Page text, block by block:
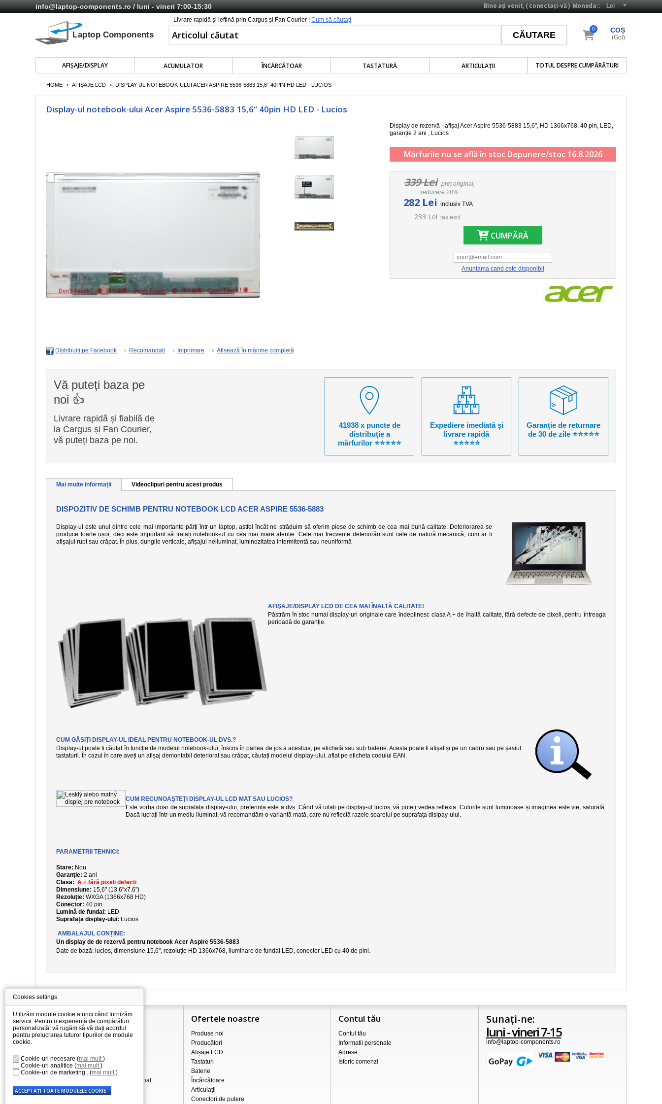
info@laptop-components.ro/ luni - vineri 7:00-15:30 Moneda::
Bine ați venit, (conectați-vă)
Livrare rapidă și ieftină prin Cargus și Fan Courier | Cum să căutați
AFIŞAJE/DISPLAY ACUMULATOR ÎNCĂRCĂTOAR TASTATURĂ ARTICULAŢII TOTUL DESPRE CUMPĂRĂTURI
COȘ
0
(Gol)
HOME > AFIȘAJE LCD > DISPLAY-UL NOTEBOOK-ULUI ACER ASPIRE 5536-5883 15,6“ 40PIN HD LED - LUCIOS
Display-ul notebook-ului Acer Aspire 5536-5883 15,6“ 40pin HD LED - Lucios
Display de rezervă - afișaj Acer Aspire 5536-5883 15,6", HD 1366x768, 40 pin, LED,
garanție 2 ani , Lucios
Mărfurile nu se află în stoc Depunere/stoc 16.8.2026
339 Lei
preț original,
reducere 20%
282 Lei inclusiv TVA
233 Lei tax excl.
CUMPĂRĂ
Anuntama cand este disponibil
Distribuiți pe Facebook Recomandați Imprimare Afișează în mărime completă
Vă puteți baza pe
noi 👍
Livrare rapidă și fiabilă de
la Cargus și Fan Courier,
vă puteți baza pe noi.
41938 x puncte de
distribuție a
mărfurilor ⭐⭐⭐⭐⭐
Expediere imediată și
livrare rapidă
⭐⭐⭐⭐⭐
Garanție de returnare
de 30 de zile ⭐⭐⭐⭐⭐
Mai multe informații Videoclipuri pentru acest produs
DISPOZITIV DE SCHIMB PENTRU NOTEBOOK LCD ACER ASPIRE 5536-5883
Display-ul este unul dintre cele mai importante părți într-un laptop, astfel încât ne străduim să oferim piese de schimb de cea mai bună calitate. Deteriorarea se
produce foarte ușor, deci este important să tratați notebook-ul cu cea mai mare atenție. Cele mai frecvente deteriorări sunt cele de natură mecanică, cum ar fi
afișajul rupt sau crăpat. În plus, dungile verticale, afișajul neiluminat, luminozitatea intermitentă sau neuniformă
AFIŞAJE/DISPLAY LCD DE CEA MAI ÎNALTĂ CALITATE!
Păstrăm în stoc numai display-uri originale care îndeplinesc clasa A + de înaltă calitate, fără defecte de pixeli, pentru întreaga
perioadă de garanție.
CUM GĂSIŢI DISPLAY-UL IDEAL PENTRU NOTEBOOK-UL DVS.?
Display-ul poate fi căutat în funcție de modelul notebook-ului, înscris în partea de jos a acestuia, pe etichetă sau sub baterie. Acesta poate fi afișat și pe un cadru sau pe șasiul
tastaturii. În cazul în care aveți un afișaj demontabil deteriorat sau crăpat, căutați modelul display-ului, aflat pe eticheta codului EAN.
CUM RECUNOAŞTEŢI DISPLAY-UL LCD MAT SAU LUCIOS?
Este vorba doar de suprafața display-ului, preferința este a dvs. Când vă uitați pe display-ul lucios, vă puteți vedea reflexia. Culorile sunt luminoase și imaginea este vie, saturată.
Dacă lucrați într-un mediu iluminat, vă recomandăm o variantă mată, care nu reflectă razele soarelui pe suprafața dislpay-ului.
PARAMETRII TEHNICI:
Stare: Nou
Garanție: 2 ani
Clasa: A + fără pixeli defecți
Dimensiune: 15,6" (13.6"x7.6")
Rezoluție: WXGA (1366x768 HD)
Conector: 40 pin
Lumină de fundal: LED
Suprafața display-ului: Lucios
AMBALAJUL CONȚINE:
Un display de de rezervă pentru notebook Acer Aspire 5536-5883
Date de bază: lucios, dimensiune 15,6", rezoluție HD 1366x768, iluminare de fundal LED, conector LED cu 40 de pini.
Informaţii
Totul despre cumpărături
Procedura de reclamație
Condiții de afaceri
Prelucrarea datelor cu caracter personal
Despre noi
Ofertele noastre
Produse noi
Producători
Afișaje LCD
Tastaturi
Baterie
Încãrcãtoare
Articulaţii
Conectori de putere
Contul tău
Contul tău
Informatii personale
Adrese
Istoric comenzi
Sunați-ne:
luni - vineri 7-15
info@laptop-components.ro
Cookies settings
Utilizăm module cookie atunci când furnizăm
servicii. Pentru o experiență de cumpărături
personalizată, vă rugăm să vă dați acordul
pentru prelucrarea tuturor tipurilor de module
cookie.
Cookie-uri necesare (mai mult)
Cookie-uri analitice (mai mult)
Cookie-uri de marketing . (mai mult)